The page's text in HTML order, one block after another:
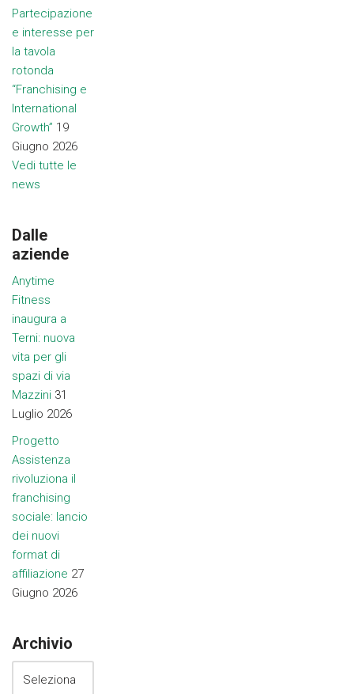
Partecipazione
e interesse per
la tavola
rotonda
“Franchising e
International
Growth” 19
Giugno 2026
Vedi tutte le
news
Dalle
aziende
Anytime
Fitness
inaugura a
Terni: nuova
vita per gli
spazi di via
Mazzini 31
Luglio 2026
Progetto
Assistenza
rivoluziona il
franchising
sociale: lancio
dei nuovi
format di
affiliazione 27
Giugno 2026
Archivio